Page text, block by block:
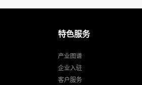
特色服务
产业图谱
企业入驻
客户服务